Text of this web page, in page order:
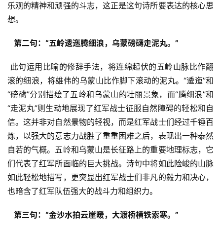
乐观的精神和顽强的斗志，这正是这句诗所要表达的核心思
想。
  第二句：“五岭逶迤腾细浪，乌蒙磅礴走泥丸。”
滚的细浪，将雄伟的乌蒙山比作脚下滚动的泥丸。“逶迤”和
“磅礴”分别描绘了五岭和乌蒙山的壮丽景象，而“腾细浪”和
“走泥丸”则生动地展现了红军战士征服自然障碍的轻松和自
信。这并非对自然景物的轻视，而是红军战士们经过千锤百
炼，以强大的意志力战胜了重重困难之后，表现出一种泰然
自若的气概。五岭和乌蒙山是长征路上的重要地理标志，它
们代表了红军所面临的巨大挑战。诗句中将如此险峻的山脉
如此轻松地描写，更突显出红军战士们非凡的毅力和决心，
也暗含了红军队伍强大的战斗力和组织力。
  第三句：“金沙水拍云崖暖，大渡桥横铁索寒。”